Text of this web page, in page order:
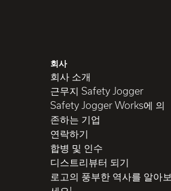
회사
회사 소개
근무지 Safety Jogger
Safety Jogger Works에 의
존하는 기업
연락하기
합병 및 인수
디스트리뷰터 되기
로고의 풍부한 역사를 알아보